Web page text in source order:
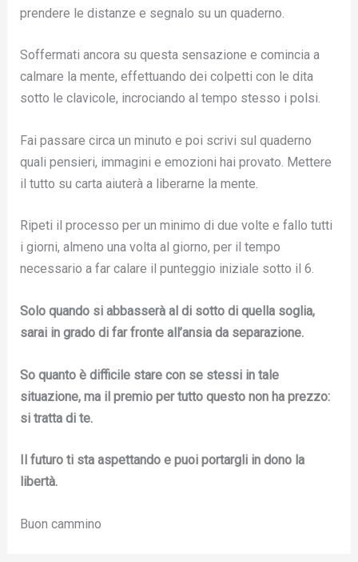
prendere le distanze e segnalo su un quaderno.
Soffermati ancora su questa sensazione e comincia a
calmare la mente, effettuando dei colpetti con le dita
sotto le clavicole, incrociando al tempo stesso i polsi.
Fai passare circa un minuto e poi scrivi sul quaderno
quali pensieri, immagini e emozioni hai provato. Mettere
il tutto su carta aiuterà a liberarne la mente.
Ripeti il processo per un minimo di due volte e fallo tutti
i giorni, almeno una volta al giorno, per il tempo
necessario a far calare il punteggio iniziale sotto il 6.
Solo quando si abbasserà al di sotto di quella soglia,
sarai in grado di far fronte all’ansia da separazione.
So quanto è difficile stare con se stessi in tale
situazione, ma il premio per tutto questo non ha prezzo:
si tratta di te.
Il futuro ti sta aspettando e puoi portargli in dono la
libertà.
Buon cammino